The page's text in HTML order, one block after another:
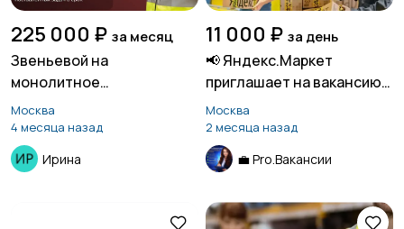
225 000 ₽ за месяц
Звеньевой на
монолитное
строительство
Москва
4 месяца назад
Ирина
11 000 ₽ за день
📢 Яндекс.Маркет
приглашает на вакансию
«Кладовщик»
Москва
2 месяца назад
💼 Pro.Вакансии